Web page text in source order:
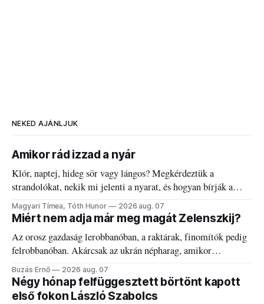
NEKED AJÁNLJUK
Amikor rád izzad a nyár
Klór, naptej, hideg sör vagy lángos? Megkérdeztük a
strandolókat, nekik mi jelenti a nyarat, és hogyan bírják a
kánikulát.
Magyari Tímea, Tóth Hunor 2026 aug. 07
Miért nem adja már meg magát Zelenszkij?
Az orosz gazdaság lerobbanóban, a raktárak, finomítók pedig
felrobbanóban. Akárcsak az ukrán népharag, amikor
elégedetlen vezetőivel.
Buzás Ernő 2026 aug. 07
Négy hónap felfüggesztett börtönt kapott
első fokon László Szabolcs